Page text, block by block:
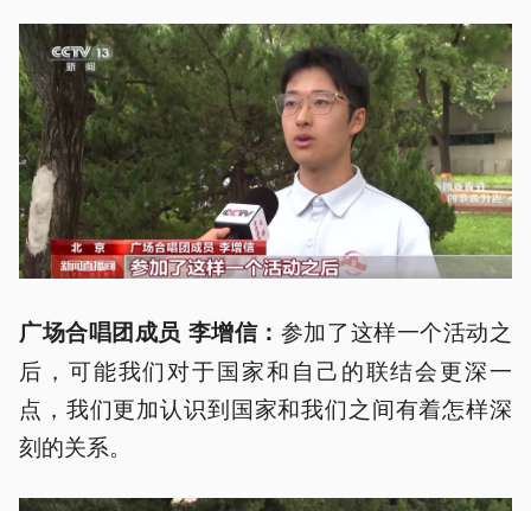
广场合唱团成员 李增信： 参加了这样一个活动之
后，可能我们对于国家和自己的联结会更深一
点，我们更加认识到国家和我们之间有着怎样深
刻的关系。